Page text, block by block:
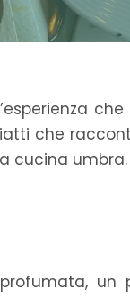
che
che
cucina umbra.
un